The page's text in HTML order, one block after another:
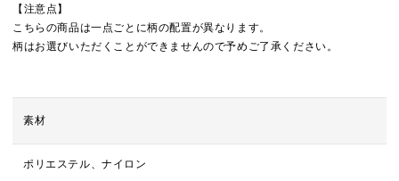
【注意点】
こちらの商品は一点ごとに柄の配置が異なります。
柄はお選びいただくことができませんので予めご了承ください。
素材
ポリエステル、ナイロン